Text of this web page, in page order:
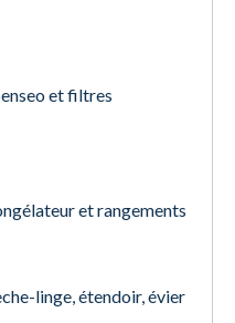
et filtres
et rangements
linge, étendoir, évier